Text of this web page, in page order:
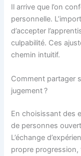
Il arrive que l’on
personnelle.
d’accepter
culpabilité. Ces
chemin intuitif.
Comment partager
jugement ?
En choisissant des
de personnes
L’échange
propre progression,